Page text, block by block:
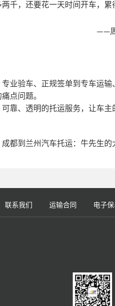
千，还要花一天时间开车，
——
业验车、正规签单到专车运输
点问题。
靠、透明的托运服务，让车主
成都到兰州汽车托运：牛先生
联系我们 运输合同 电子